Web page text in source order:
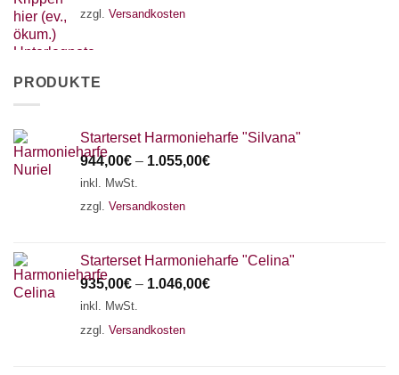
zzgl. Versandkosten
PRODUKTE
Starterset Harmonieharfe "Silvana"
944,00€ – 1.055,00€
inkl. MwSt.
zzgl. Versandkosten
Starterset Harmonieharfe "Celina"
935,00€ – 1.046,00€
inkl. MwSt.
zzgl. Versandkosten